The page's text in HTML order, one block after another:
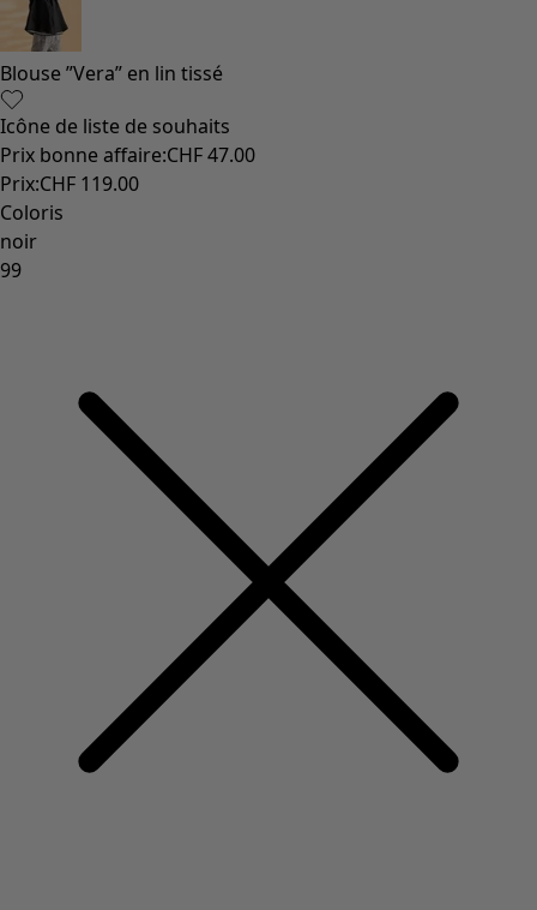
Blouse ”Vera” en lin tissé
Icône de liste de souhaits
Prix bonne affaire:CHF 47.00
Prix:CHF 119.00
Coloris
noir
99